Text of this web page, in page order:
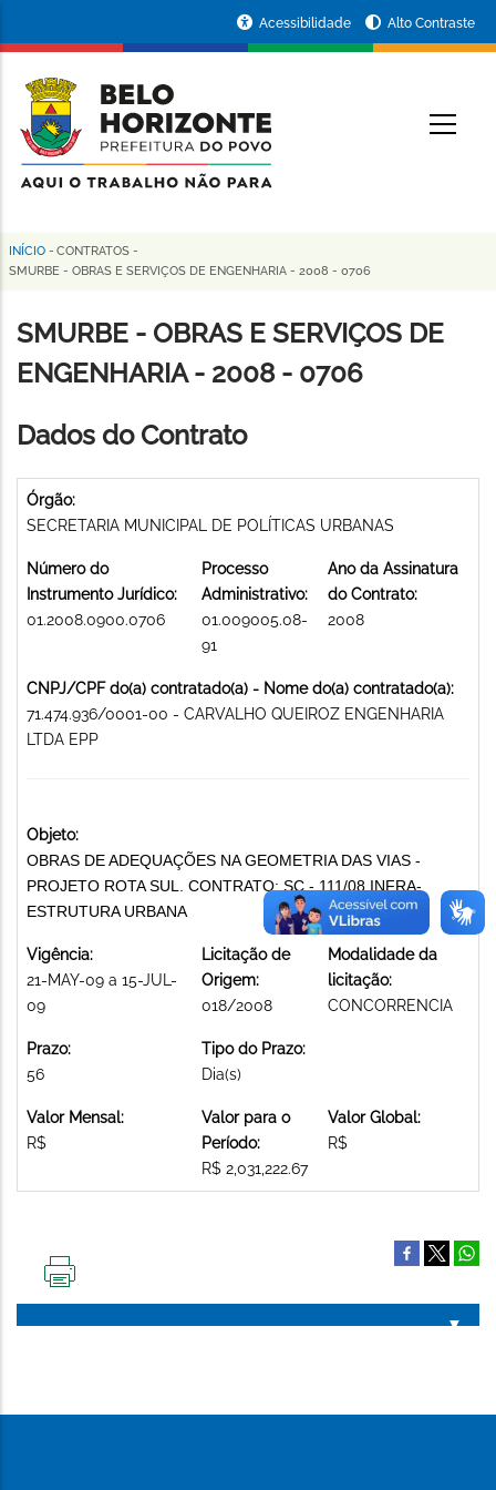
conteúdo
principal
da
Prefeitura
de
Horizonte
Acessibilidade Alto Contraste
Trilha
navegação
INÍCIO - CONTRATOS -
SMURBE - OBRAS E SERVIÇOS DE ENGENHARIA - 2008 - 0706
SMURBE - OBRAS E SERVIÇOS DE
ENGENHARIA - 2008 - 0706
Dados do Contrato
Órgão:
SECRETARIA MUNICIPAL DE POLÍTICAS URBANAS
Número do
Instrumento Jurídico:
01.2008.0900.0706
Processo
Administrativo:
01.009005.08-
91
Ano da Assinatura
do Contrato:
2008
CNPJ/CPF do(a) contratado(a) - Nome do(a) contratado(a):
71.474.936/0001-00 - CARVALHO QUEIROZ ENGENHARIA
LTDA EPP
Objeto:
OBRAS DE ADEQUAÇÕES NA GEOMETRIA DAS VIAS -
PROJETO ROTA SUL. CONTRATO: SC - 111/08 INFRA-
ESTRUTURA URBANA
Vigência:
21-MAY-09 a 15-JUL-
09
Licitação de
Origem:
018/2008
Modalidade da
licitação:
CONCORRENCIA
Prazo:
56
Tipo do Prazo:
Dia(s)
Valor Mensal:
R$
Valor para o
Período:
R$ 2,031,222.67
Valor Global:
R$
PÁGINA